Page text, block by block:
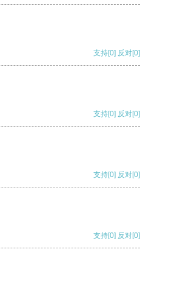
支持[0] 反对[0]
支持[0] 反对[0]
支持[0] 反对[0]
支持[0] 反对[0]